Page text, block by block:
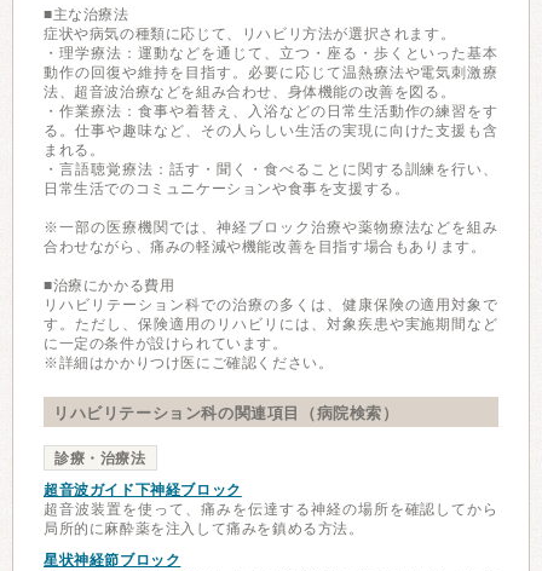
■主な治療法
症状や病気の種類に応じて、リハビリ方法が選択されます。
・理学療法：運動などを通じて、立つ・座る・歩くといった基本
動作の回復や維持を目指す。必要に応じて温熱療法や電気刺激療
法、超音波治療などを組み合わせ、身体機能の改善を図る。
・作業療法：食事や着替え、入浴などの日常生活動作の練習をす
る。仕事や趣味など、その人らしい生活の実現に向けた支援も含
まれる。
・言語聴覚療法：話す・聞く・食べることに関する訓練を行い、
日常生活でのコミュニケーションや食事を支援する。
※一部の医療機関では、神経ブロック治療や薬物療法などを組み
合わせながら、痛みの軽減や機能改善を目指す場合もあります。
■治療にかかる費用
リハビリテーション科での治療の多くは、健康保険の適用対象で
す。ただし、保険適用のリハビリには、対象疾患や実施期間など
に一定の条件が設けられています。
※詳細はかかりつけ医にご確認ください。
リハビリテーション科の関連項目（病院検索）
診療・治療法
超音波ガイド下神経ブロック
超音波装置を使って、痛みを伝達する神経の場所を確認してから
局所的に麻酔薬を注入して痛みを鎮める方法。
星状神経節ブロック